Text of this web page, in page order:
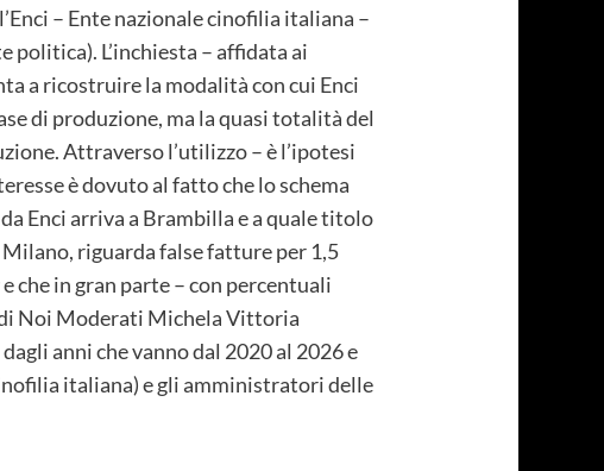
– Ente nazionale cinofilia italiana –
politica). L’inchiesta – affidata ai
a ricostruire la modalità con cui Enci
di produzione, ma la quasi totalità del
Attraverso l’utilizzo – è l’ipotesi
è dovuto al fatto che lo schema
Enci arriva a Brambilla e a quale titolo
riguarda false fatture per 1,5
che in gran parte – con percentuali
Noi Moderati Michela Vittoria
anni che vanno dal 2020 al 2026 e
italiana) e gli amministratori delle